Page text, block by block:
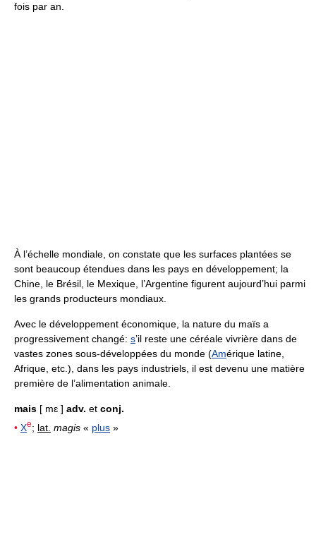
fois par an.
À l’échelle mondiale, on constate que les surfaces plantées se
sont beaucoup étendues dans les pays en développement; la
Chine, le Brésil, le Mexique, l’Argentine figurent aujourd’hui parmi
les grands producteurs mondiaux.
Avec le développement économique, la nature du maïs a
progressivement changé: s’il reste une céréale vivrière dans de
vastes zones sous-développées du monde (Amérique latine,
Afrique, etc.), dans les pays industriels, il est devenu une matière
première de l’alimentation animale.
mais [ mɛ ] adv. et conj.
• Xe; lat. magis « plus »